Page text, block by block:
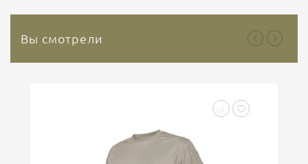
Вы смотрели